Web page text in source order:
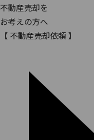
不動産売却を
お考えの方へ
【 不動産売却依頼 】